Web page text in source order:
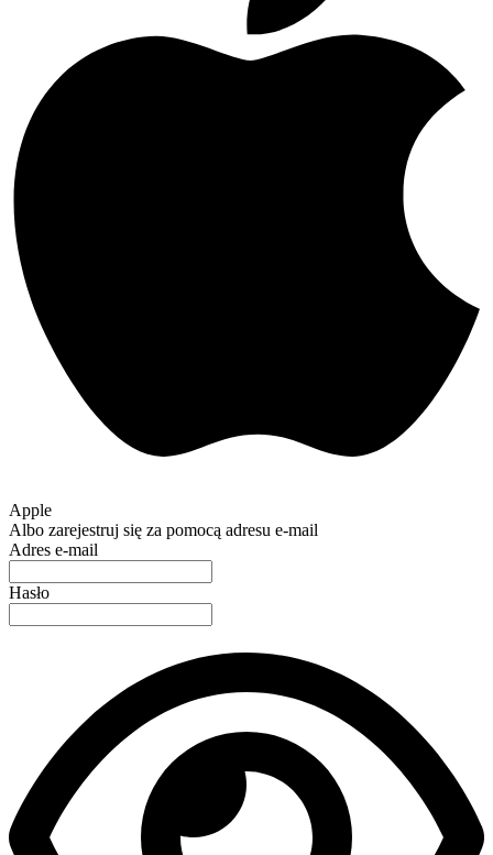
Apple
Albo zarejestruj się za pomocą adresu e-mail
Adres e-mail
Hasło